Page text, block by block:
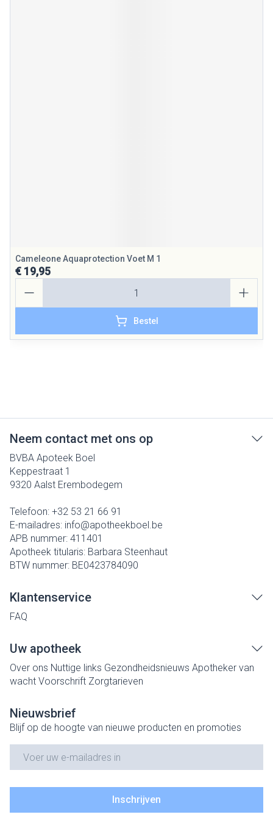
Cameleone Aquaprotection Voet M 1
€ 19,95
Bestel
Neem contact met ons op
BVBA Apoteek Boel
Keppestraat 1
9320 Aalst Erembodegem
Telefoon: +32 53 21 66 91
E-mailadres: info@apotheekboel.be
APB nummer: 411401
Apotheek titularis: Barbara Steenhaut
BTW nummer: BE0423784090
Klantenservice
FAQ
Uw apotheek
Over ons Nuttige links Gezondheidsnieuws Apotheker van
wacht Voorschrift Zorgtarieven
Nieuwsbrief
Blijf op de hoogte van nieuwe producten en promoties
Inschrijven